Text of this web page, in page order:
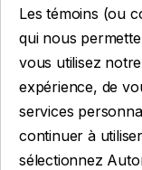
Les témoins (ou
qui nous
vous utilisez
expérience, de
services
continuer à
sélectionnez
Location
Obtenir du
Financement
Financement